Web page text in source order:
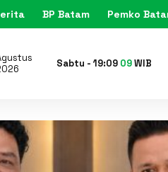
BP Batam Pemko
Sabtu -19:09 11WIB